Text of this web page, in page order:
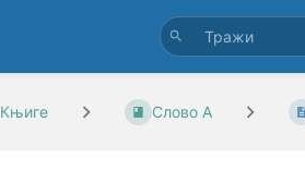
Књиге Слово А